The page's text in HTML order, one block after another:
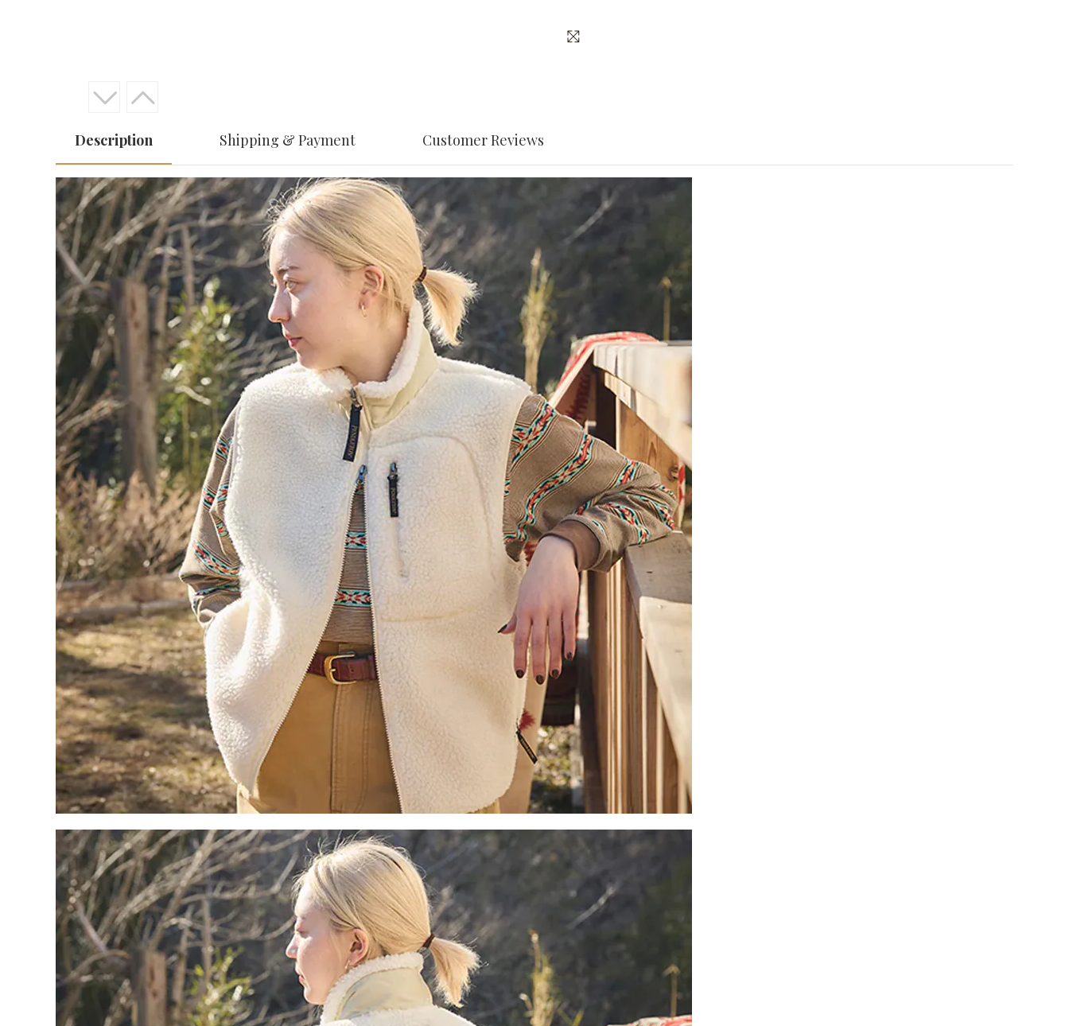
Description Shipping & Payment Customer Reviews